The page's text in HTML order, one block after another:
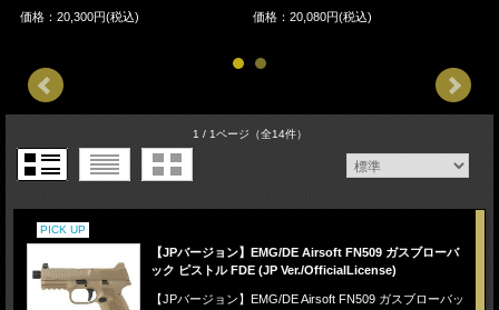
価格：20,300円(税込)
価格：20,080円(税込)
1 / 1ページ （全14件）
PICK UP
【JPバージョン】EMG/DE Airsoft FN509 ガスブローバ
ック ピストル FDE (JP Ver./OfficialLicense)
【JPバージョン】EMG/DE Airsoft FN509 ガスブローバッ